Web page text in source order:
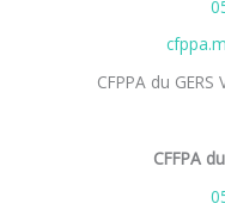
CFPPA du
CFFPA